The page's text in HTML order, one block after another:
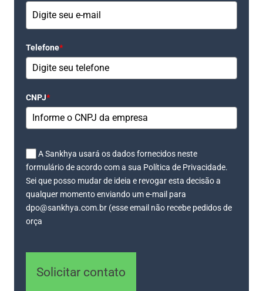
Telefone*
CNPJ*
A Sankhya usará os dados fornecidos neste
formulário de acordo com a sua Política de Privacidade.
Sei que posso mudar de ideia e revogar esta decisão a
qualquer momento enviando um e-mail para
dpo@sankhya.com.br (esse email não recebe pedidos de
orça
Solicitar contato